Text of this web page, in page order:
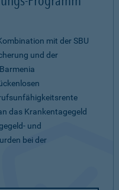
mit der SBU
und der
das Krankentagegeld
und
bei der